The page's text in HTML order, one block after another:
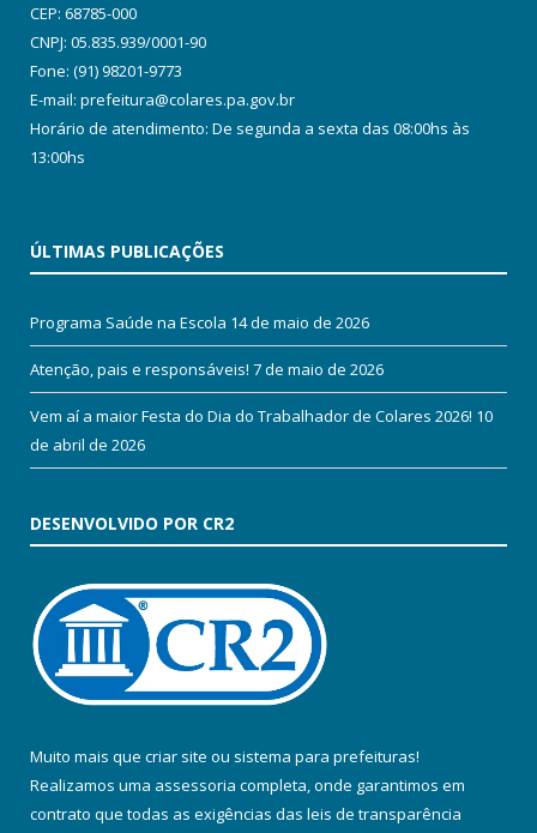
CEP: 68785-000
CNPJ: 05.835.939/0001-90
Fone: (91) 98201-9773
E-mail: prefeitura@colares.pa.gov.br
Horário de atendimento: De segunda a sexta das 08:00hs às
13:00hs
ÚLTIMAS PUBLICAÇÕES
Programa Saúde na Escola 14 de maio de 2026
Atenção, pais e responsáveis! 7 de maio de 2026
Vem aí a maior Festa do Dia do Trabalhador de Colares 2026! 10
de abril de 2026
DESENVOLVIDO POR CR2
Muito mais que criar site ou sistema para prefeituras!
Realizamos uma assessoria completa, onde garantimos em
contrato que todas as exigências das leis de transparência